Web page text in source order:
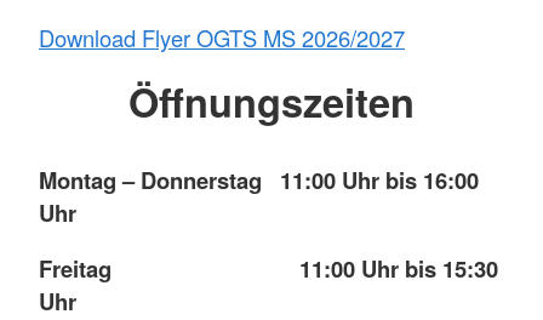
Download Flyer OGTS MS 2026/2027
Öffnungszeiten
Montag – Donnerstag 11:00 Uhr bis 16:00
Uhr
Freitag 11:00 Uhr bis 15:30
Uhr